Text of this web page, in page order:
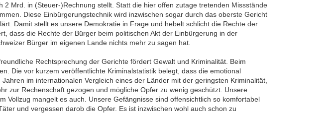
Mrd. in (Steuer-)Rechnung stellt. Statt die hier offen zutage tretenden Missstände
Diese Einbürgerungstechnik wird inzwischen sogar durch das oberste Gericht
Damit stellt es unsere Demokratie in Frage und hebelt schlicht die Rechte der
dass die Rechte der Bürger beim politischen Akt der Einbürgerung in der
Bürger im eigenen Lande nichts mehr zu sagen hat.
Rechtsprechung der Gerichte fördert Gewalt und Kriminalität. Beim
Die vor kurzem veröffentlichte Kriminalstatistik belegt, dass die emotional
im internationalen Vergleich eines der Länder mit der geringsten Kriminalität,
zur Rechenschaft gezogen und mögliche Opfer zu wenig geschützt. Unsere
mangelt es auch. Unsere Gefängnisse sind offensichtlich so komfortabel
und vergessen darob die Opfer. Es ist inzwischen wohl auch schon zu